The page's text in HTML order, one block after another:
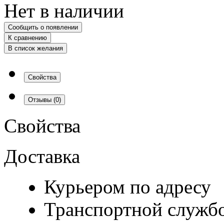
Нет в наличии
Сообщить о появлении
К сравнению
В список желания
Свойства
Отзывы (0)
Свойства
Доставка
Курьером по адресу
Транспортной